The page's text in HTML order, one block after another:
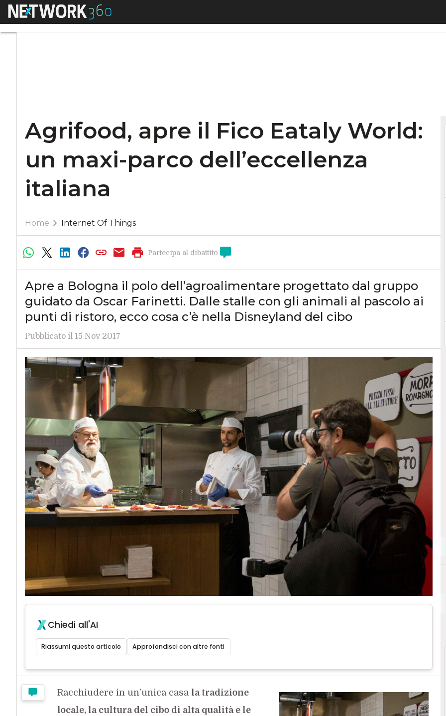
Menu
Agrifood, apre il Fico Eataly World:
un maxi-parco dell’eccellenza
italiana
Home Internet Of Things
Partecipa al dibattito
Apre a Bologna il polo dell’agroalimentare progettato dal gruppo
guidato da Oscar Farinetti. Dalle stalle con gli animali al pascolo ai
punti di ristoro, ecco cosa c’è nella Disneyland del cibo
Pubblicato il 15 Nov 2017
Chiedi all'AI
Riassumi questo articolo Approfondisci con altre fonti
Racchiudere in un’unica casa la tradizione
locale, la cultura del cibo di alta qualità e le
Agricoltura 4.0